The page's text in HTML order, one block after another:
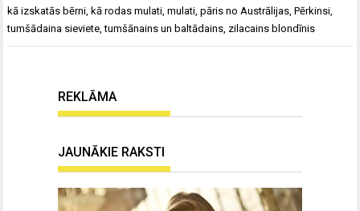
kā izskatās bērni ,kā rodas mulati ,mulati ,pāris no Austrālijas ,Pērkinsi
tumšādaina sieviete ,tumšānains un baltādains zilacains blondīnis
REKLĀMA
JAUNĀKIE RAKSTI